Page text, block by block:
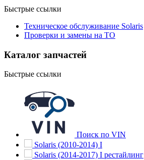
Быстрые ссылки
Техническое обслуживание Solaris
Проверки и замены на ТО
Каталог запчастей
Быстрые ссылки
Поиск по VIN
Solaris (2010-2014) I
Solaris (2014-2017) I рестайлинг